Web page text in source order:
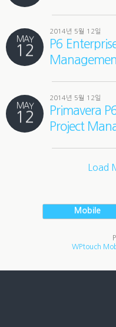
MAY
12
2014년 5월 12일
P6
MAY
12
2014년 5월 12일
Primavera
Project
Load
Mobile
WPtouch